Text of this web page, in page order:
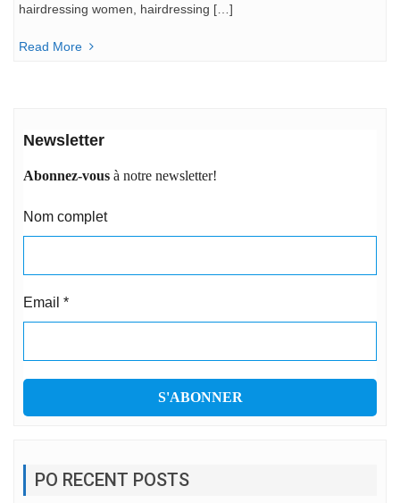
hairdressing women, hairdressing […]
Read More
Newsletter
Abonnez-vous à notre newsletter!
Nom complet
Email *
PO RECENT POSTS